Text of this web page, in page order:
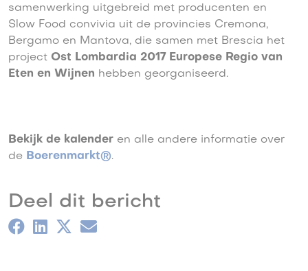
samenwerking uitgebreid met producenten en
Slow Food convivia uit de provincies Cremona,
Bergamo en Mantova, die samen met Brescia het
project Ost Lombardia 2017 Europese Regio van
Eten en Wijnen hebben georganiseerd.
Bekijk de kalender en alle andere informatie over
de Boerenmarkt®.
Deel dit bericht